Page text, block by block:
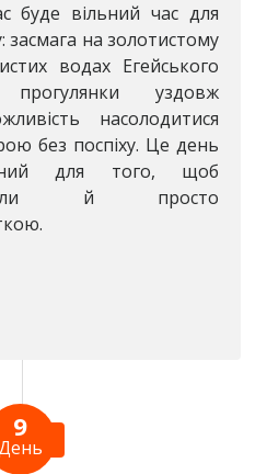
буде вільний час для
засмага на золотистому
водах Егейського
уздовж
насолодитися
без поспіху. Це день
для того, щоб
й просто
9